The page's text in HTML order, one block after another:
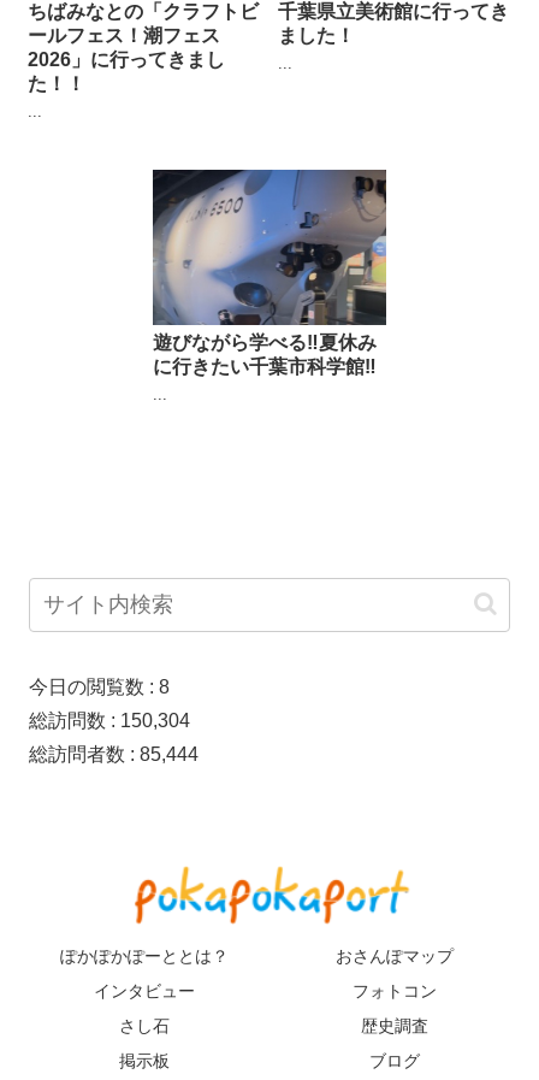
ちばみなとの「クラフトビ
ールフェス！潮フェス
2026」に行ってきまし
た！！
...
千葉県立美術館に行ってき
ました！
...
遊びながら学べる‼︎夏休み
に行きたい千葉市科学館‼︎
...
今日の閲覧数 : 8
総訪問数 : 150,304
総訪問者数 : 85,444
ぽかぽかぽーととは？
おさんぽマップ
インタビュー
フォトコン
さし石
歴史調査
掲示板
ブログ